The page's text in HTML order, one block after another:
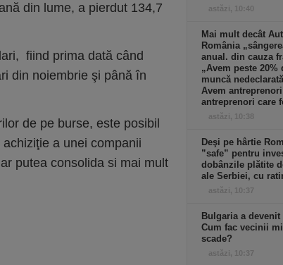
din lume, a pierdut 134,7
fiind prima dată când
din noiembrie şi până în
de pe burse, este posibil
a unei companii
putea consolida si mai mult
astăzi, 10:40
Mai mult decât
România
anual. din cauza
„Avem peste
muncă
Avem
antreprenori care
astăzi, 10:38
Deşi pe hârtie
”safe” pentru
dobânzile plătite
ale Serbiei, cu
astăzi, 10:37
Bulgaria a
Cum fac vecinii
scade?
astăzi, 10:37